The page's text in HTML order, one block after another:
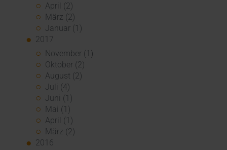
April (2)
März (2)
Januar (1)
2017
November (1)
Oktober (2)
August (2)
Juli (4)
Juni (1)
Mai (1)
April (1)
März (2)
2016